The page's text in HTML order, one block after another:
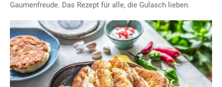
Gaumenfreude. Das Rezept für alle, die Gulasch lieben.